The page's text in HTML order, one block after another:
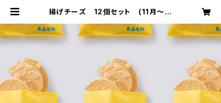
揚げチーズ 12個セット (11月～値